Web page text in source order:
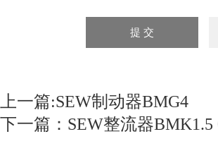
上一篇:SEW制动器BMG4
下一篇： SEW整流器BMK1.5